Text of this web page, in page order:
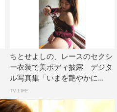
ちとせよしの、レースのセクシ
ー衣装で美ボディ披露 デジタ
ル写真集「いまを艶やかに...
TV LIFE